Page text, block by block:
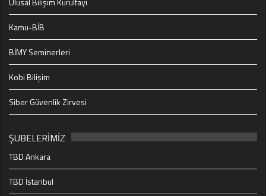
Kamu-BİB
BİMY Seminerleri
Kobi Bilişim
Siber Güvenlik Zirvesi
ŞUBELERİMİZ
TBD Ankara
TBD İstanbul